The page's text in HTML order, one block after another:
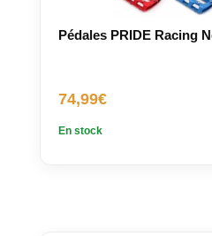
Pédales PRIDE Racing
74,99€
En stock